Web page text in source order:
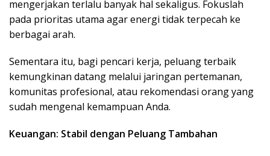
mengerjakan terlalu banyak hal sekaligus. Fokuslah
pada prioritas utama agar energi tidak terpecah ke
berbagai arah.
Sementara itu, bagi pencari kerja, peluang terbaik
kemungkinan datang melalui jaringan pertemanan,
komunitas profesional, atau rekomendasi orang yang
sudah mengenal kemampuan Anda.
Keuangan: Stabil dengan Peluang Tambahan